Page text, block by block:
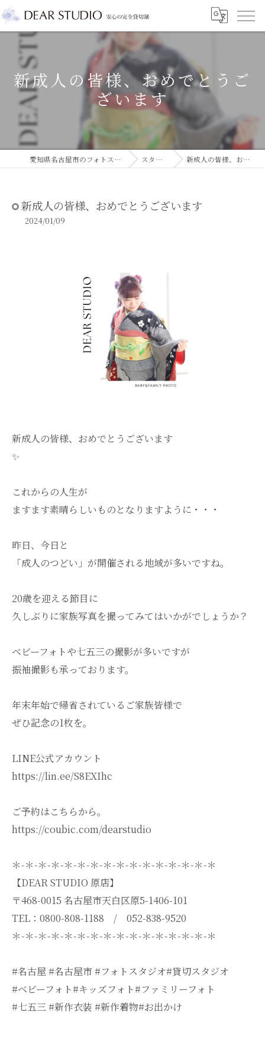
新成人の皆様、おめでとうご
ざいます
愛知県名古屋市のフォトスタジオならDEAR STUDIO スタジオコラム 新成人の皆様、おめでとうございます
新成人の皆様、おめでとうございます
2024/01/09
新成人の皆様、おめでとうございます
✨
これからの人生が
ますます素晴らしいものとなりますように・・・
昨日、今日と
「成人のつどい」が開催される地域が多いですね。
20歳を迎える節目に
久しぶりに家族写真を撮ってみてはいかがでしょうか？
ベビーフォトや七五三の撮影が多いですが
振袖撮影も承っております。
年末年始で帰省されているご家族皆様で
ぜひ記念の1枚を。
LINE公式アカウント
https://lin.ee/S8EXIhc
ご予約はこちらから。
https://coubic.com/dearstudio
＊-＊-＊-＊-＊-＊-＊-＊-＊-＊-＊-＊-＊-＊-＊-＊
【DEAR STUDIO 原店】
〒468-0015 名古屋市天白区原5-1406-101
TEL：0800-808-1188 / 052-838-9520
＊-＊-＊-＊-＊-＊-＊-＊-＊-＊-＊-＊-＊-＊-＊-＊
#名古屋 #名古屋市 #フォトスタジオ#貸切スタジオ
#ベビーフォト#キッズフォト#ファミリーフォト
#七五三 #新作衣装 #新作着物#お出かけ